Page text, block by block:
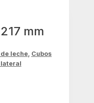
mm
leche, Cubos
lateral